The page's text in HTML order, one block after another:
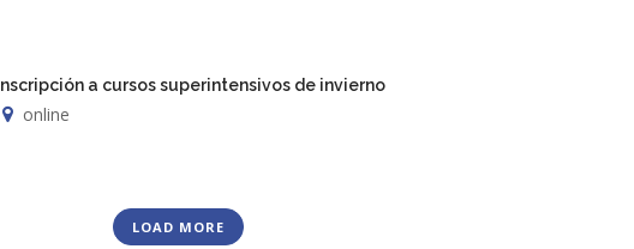
Inscripción a cursos superintensivos de invierno
online
LOAD MORE